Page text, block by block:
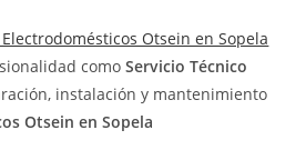
Otsein en Sopela
comoServicio Técnico
instalación y mantenimiento
Otsein en Sopela